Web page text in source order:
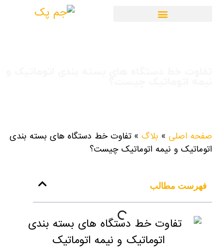
صفحه اصلی» بلاگ» تفاوت خط دستگاه های بسته بندی
اتوماتیک و نیمه اتوماتیک چیست؟
فهرست مطالب